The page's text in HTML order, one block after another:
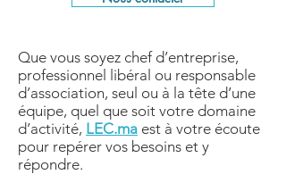
Que vous soyez chef d’entreprise,
professionnel libéral ou responsable
d’association, seul ou à la tête d’une
équipe, quel que soit votre domaine
d’activité, LEC.ma est à votre écoute
pour repérer vos besoins et y
répondre.